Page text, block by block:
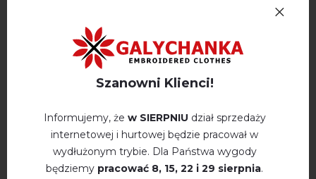
OPINIE O GORIANKA (MLECZNA)
Немає відгуків про цей товар.
napisz opinie Gorianka (mleczna)
Szanowni Klienci!
Informujemy, że w SIERPNIU dział sprzedaży
internetowej i hurtowej będzie pracował w
wydłużonym trybie. Dla Państwa wygody
będziemy pracować 8, 15, 22 і 29 sierpnia.